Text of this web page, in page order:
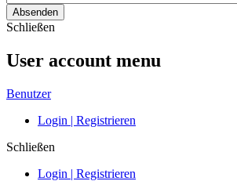
Absenden
Schließen
User account menu
Benutzer
Login | Registrieren
Schließen
Login | Registrieren